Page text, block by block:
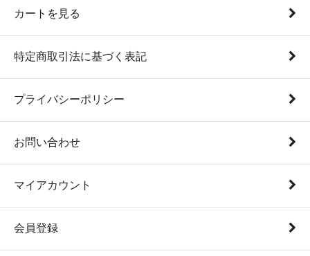
カートを見る
特定商取引法に基づく表記
プライバシーポリシー
お問い合わせ
マイアカウント
会員登録